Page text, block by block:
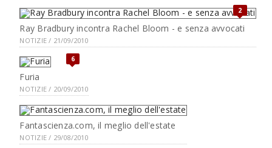
2
Ray Bradbury incontra Rachel Bloom - e senza avvocati
NOTIZIE / 21/09/2010
6
Furia
NOTIZIE / 20/09/2010
Fantascienza.com, il meglio dell'estate
NOTIZIE / 29/08/2010